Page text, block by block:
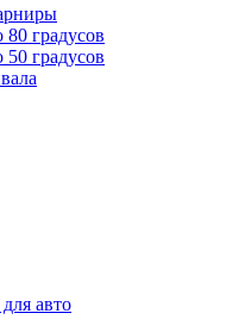
градусов
градусов
авто